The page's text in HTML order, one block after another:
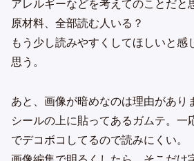
アレルギーなどを考えてのことだと
原材料、全部読む人いる？
もう少し読みやすくしてほしいと感
思う。
あと、画像が暗めなのは理由があり
シールの上に貼ってあるガムテ。一
でデコボコしてるので読みにくい。